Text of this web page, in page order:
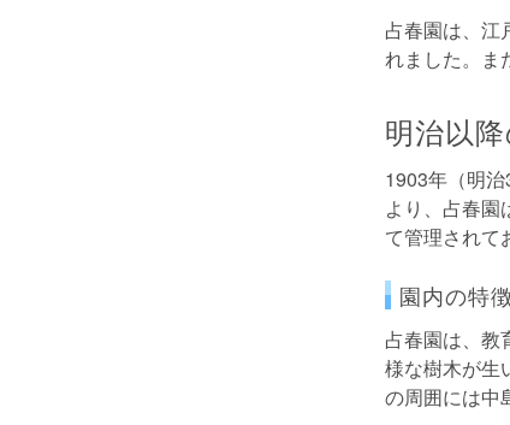
占春園は、江
れました。ま
明治以
1903年（明
より、占春園
て管理されて
園内の特徴
占春園は、教
様な樹木が生
の周囲には中